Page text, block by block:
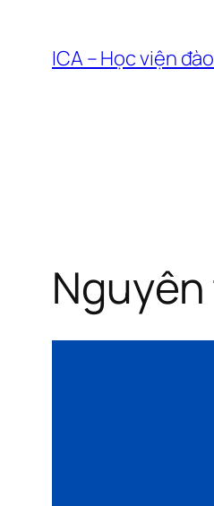
ICA – Học viện